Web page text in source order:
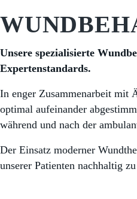
Unsere spezialisierte
Expertenstandards.
In enger Zusammenarbeit mit
optimal aufeinander
während und nach der
Der Einsatz moderner
unserer Patienten nachhaltig